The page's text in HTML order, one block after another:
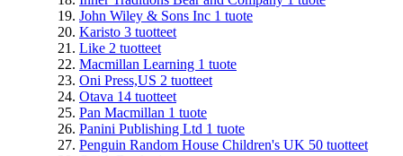
John Wiley & Sons Inc 1 tuote
Karisto 3 tuotteet
Like 2 tuotteet
Macmillan Learning 1 tuote
Oni Press,US 2 tuotteet
Otava 14 tuotteet
Pan Macmillan 1 tuote
Panini Publishing Ltd 1 tuote
Penguin Random House Children's UK 50 tuotteet